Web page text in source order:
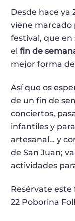
Desde hace ya
viene marcado
festival, que
elfin de
mejor forma
Así que os
de un fin de
conciertos,
infantiles y
artesanal… y
de San Juan;
actividades
Resérvate este
22 Poborina